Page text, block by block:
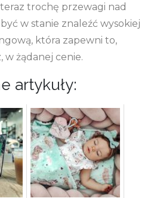
trochę przewagi nad
w stanie znaleźć wysokiej
która zapewni to,
żądanej cenie.
artykuły: